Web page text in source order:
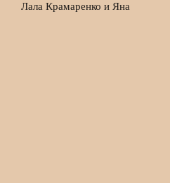
Лала Крамаренко и Яна